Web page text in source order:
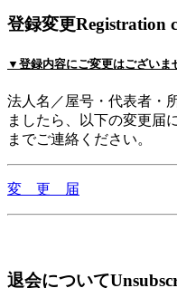
登録変更Registration
▼登録内容にご変更はございま
法人名／屋号・代表者・
ましたら、以下の変更届
までご連絡ください。
変 更 届
退会について